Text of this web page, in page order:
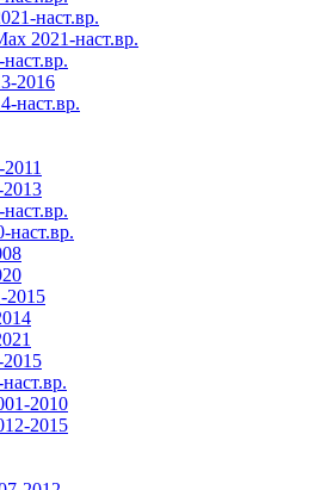
наст.вр.
2021-наст.вр.
2016
наст.вр.
наст.вр.
2015
2010
2015